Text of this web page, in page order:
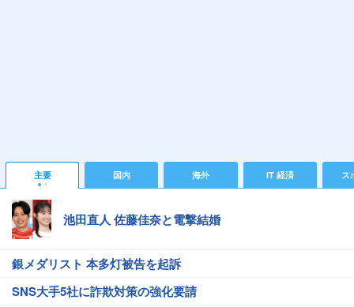
主要 国内 海外 IT 経済 ス
池田直人 佐藤佳奈と電撃結婚
銀メダリスト 本多灯被告を起訴
SNS大手5社に詐欺対策の強化要請